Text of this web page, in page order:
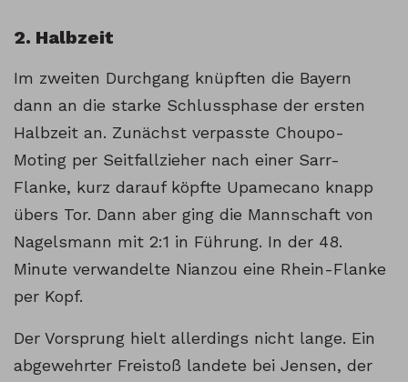
2. Halbzeit
Im zweiten Durchgang knüpften die Bayern
dann an die starke Schlussphase der ersten
Halbzeit an. Zunächst verpasste Choupo-
Moting per Seitfallzieher nach einer Sarr-
Flanke, kurz darauf köpfte Upamecano knapp
übers Tor. Dann aber ging die Mannschaft von
Nagelsmann mit 2:1 in Führung. In der 48.
Minute verwandelte Nianzou eine Rhein-Flanke
per Kopf.
Der Vorsprung hielt allerdings nicht lange. Ein
abgewehrter Freistoß landete bei Jensen, der